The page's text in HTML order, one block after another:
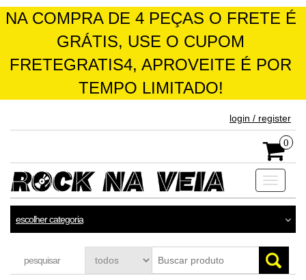
NA COMPRA DE 4 PEÇAS O FRETE É
GRÁTIS, USE O CUPOM
FRETEGRATIS4, APROVEITE É POR
TEMPO LIMITADO!
login / register
0
Toggle
escolher categoria
pesquisar